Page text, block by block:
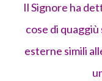
Il Signore ha
cose di quaggiù
esterne simili